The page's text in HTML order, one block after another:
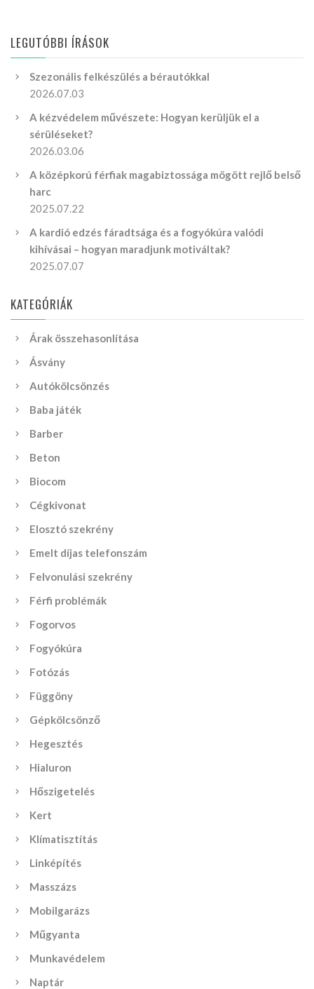
LEGUTÓBBI ÍRÁSOK
Szezonális felkészülés a bérautókkal
2026.07.03
A kézvédelem művészete: Hogyan kerüljük el a
sérüléseket?
2026.03.06
A középkorú férfiak magabiztossága mögött rejlő belső
harc
2025.07.22
A kardió edzés fáradtsága és a fogyókúra valódi
kihívásai – hogyan maradjunk motiváltak?
2025.07.07
KATEGÓRIÁK
Árak összehasonlítása
Ásvány
Autókölcsönzés
Baba játék
Barber
Beton
Biocom
Cégkivonat
Elosztó szekrény
Emelt díjas telefonszám
Felvonulási szekrény
Férfi problémák
Fogorvos
Fogyókúra
Fotózás
Függöny
Gépkölcsönző
Hegesztés
Hialuron
Hőszigetelés
Kert
Klímatisztítás
Linképítés
Masszázs
Mobilgarázs
Műgyanta
Munkavédelem
Naptár